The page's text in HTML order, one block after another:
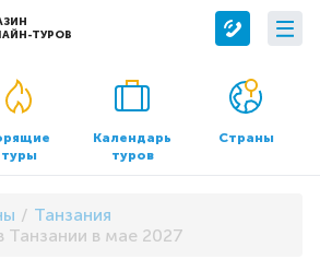
ТУРОВ
О компании
О нас
Контакты
Документы и реквизиты
туры
Календарь
туров
Страны
Танзания
Танзании в мае 2027